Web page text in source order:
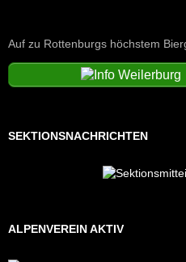
Auf zu Rottenburgs höchstem
SEKTIONSNACHRICHTEN
ALPENVEREIN AKTIV